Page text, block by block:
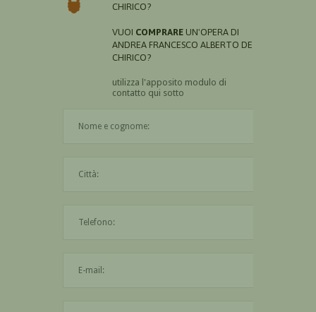
CHIRICO?
VUOI COMPRARE UN'OPERA DI
ANDREA FRANCESCO ALBERTO DE
CHIRICO?
utilizza l'apposito modulo di
contatto qui sotto